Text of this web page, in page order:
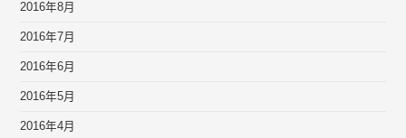
2016年8月
2016年7月
2016年6月
2016年5月
2016年4月